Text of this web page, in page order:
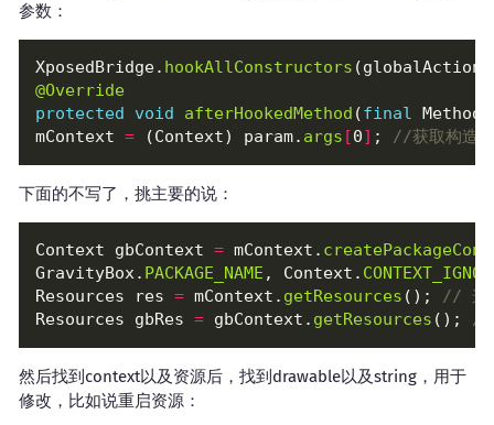
参数：
XposedBridge. hookAllConstructors
@Override
protected
void afterHookedMethod (final
mContext = (Context) param. args [0] ; //获取构造
下面的不写了，挑主要的说：
Context gbContext = mContext.
GravityBox. PACKAGE_NAME , Context.
Resources res = mContext. getResources (); // 这
Resources gbRes = gbContext. getResources (); //
然后找到context以及资源后，找到drawable以及string，用于
修改，比如说重启资源：